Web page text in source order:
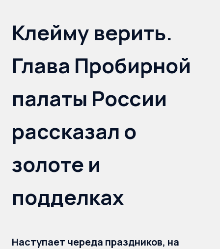
Клейму верить.
Глава Пробирной
палаты России
рассказал о
золоте и
подделках
Наступает череда праздников, на